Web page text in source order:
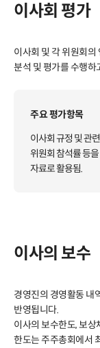
이사회 평가
이사회 및 각 위원회
분석 및 평가를 수행하
주요 평가항목
이사회 규정 및 관
위원회 참석률 등
자료로 활용됨.
이사의 보수
경영진의 경영활동 내
반영됩니다.
이사의 보수한도, 보
한도는 주주총회에서